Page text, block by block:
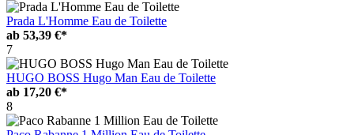
Prada L'Homme Eau de Toilette
ab 53,39 €*
7
HUGO BOSS Hugo Man Eau de Toilette
ab 17,20 €*
8